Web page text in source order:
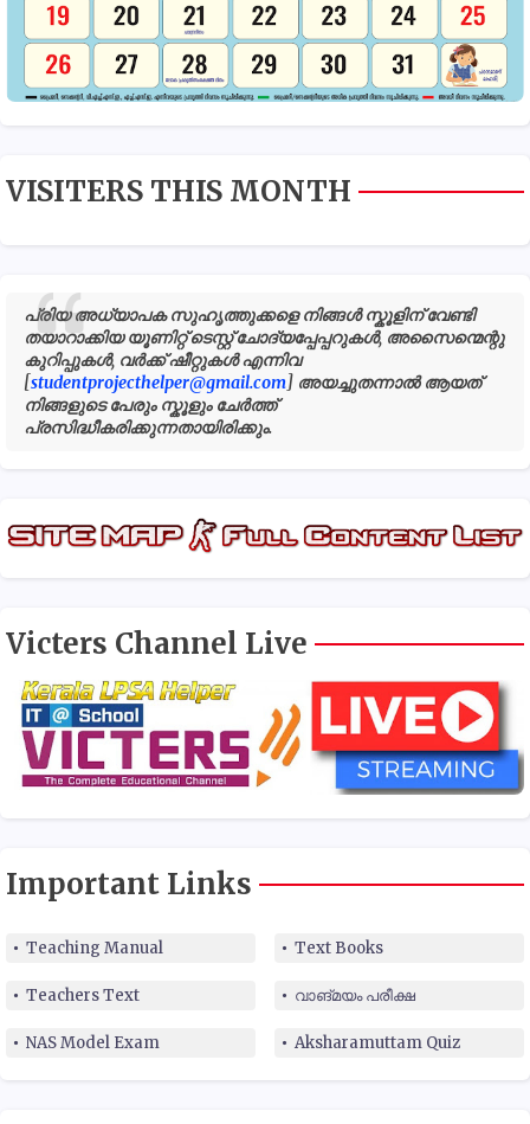
VISITERS THIS MONTH
പ്രിയ അധ്യാപക സുഹൃത്തുക്കളെ നിങ്ങൾ സ്കൂളിന് വേണ്ടി
തയാറാക്കിയ യൂണിറ്റ് ടെസ്റ്റ് ചോദ്യപ്പേപ്പറുകൾ, അസൈന്മെന്റു
കുറിപ്പുകൾ, വർക്ക് ഷീറ്റുകൾ എന്നിവ
[studentprojecthelper@gmail.com] അയച്ചുതന്നാൽ ആയത്
നിങ്ങളുടെ പേരും സ്കൂളും ചേർത്ത്
പ്രസിദ്ധീകരിക്കുന്നതായിരിക്കും.
Victers Channel Live
Important Links
Teaching Manual Text Books
Teachers Text വാങ്മയം പരീക്ഷ
NAS Model Exam Aksharamuttam Quiz